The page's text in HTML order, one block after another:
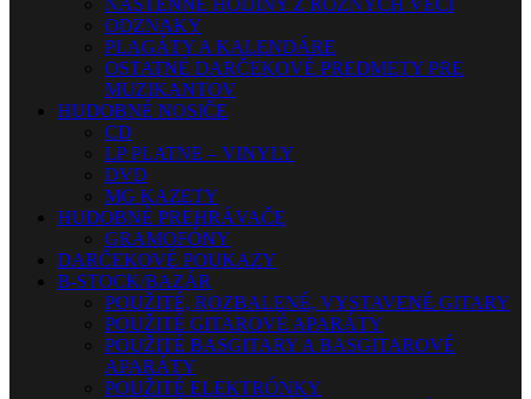
NÁSTENNÉ HODINY Z RÔZNYCH VECÍ
ODZNAKY
PLAGÁTY A KALENDÁRE
OSTATNÉ DARČEKOVÉ PREDMETY PRE
MUZIKANTOV
HUDOBNÉ NOSIČE
CD
LP PLATNE – VINYLY
DVD
MG KAZETY
HUDOBNÉ PREHRÁVAČE
GRAMOFÓNY
DARČEKOVÉ POUKAZY
B-STOCK/BAZÁR
POUŽITÉ, ROZBALENÉ, VYSTAVENÉ GITARY
POUŽITÉ GITAROVÉ APARÁTY
POUŽITÉ BASGITARY A BASGITAROVÉ
APARÁTY
POUŽITÉ ELEKTRÓNKY